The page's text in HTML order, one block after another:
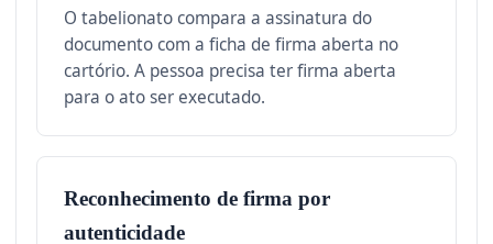
O tabelionato compara a assinatura do
documento com a ficha de firma aberta no
cartório. A pessoa precisa ter firma aberta
para o ato ser executado.
Reconhecimento de firma por
autenticidade